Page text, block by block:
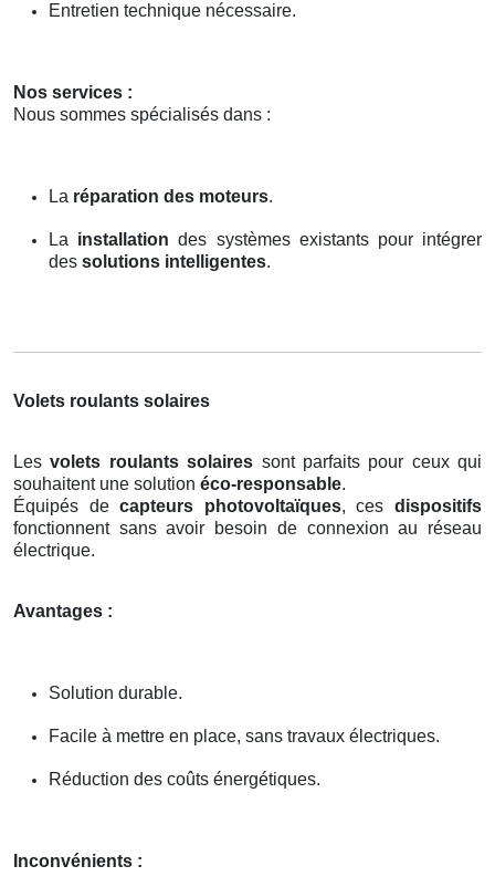
Entretien technique nécessaire.
Nos services :
Nous sommes spécialisés dans :
La réparation des moteurs.
La installation des systèmes existants pour intégrer
des solutions intelligentes.
Volets roulants solaires
Lesvolets roulants solaires sont parfaits pour ceux qui
souhaitent une solution éco-responsable.
Équipés decapteurs photovoltaïques, cesdispositifs
fonctionnent sans avoir besoin de connexion au réseau
électrique.
Avantages :
Solution durable.
Facile à mettre en place, sans travaux électriques.
Réduction des coûts énergétiques.
Inconvénients :